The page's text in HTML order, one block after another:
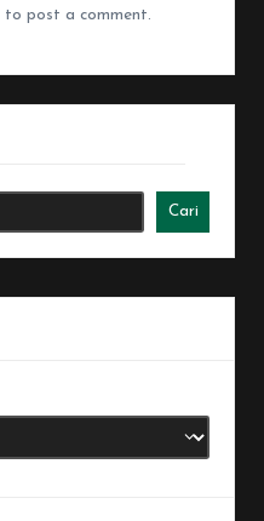
to post a comment.
Cari